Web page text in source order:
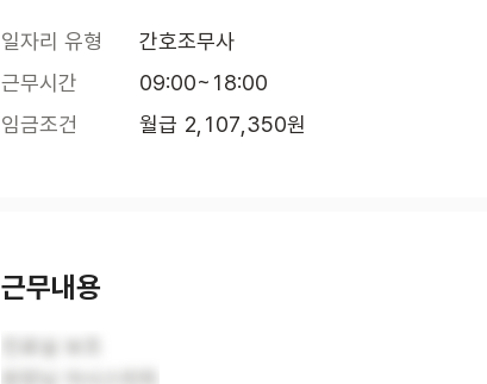
일자리 유형
간호조무사
근무시간
09:00~18:00
임금조건
월급 2,107,350원
근무내용
진료실 보조